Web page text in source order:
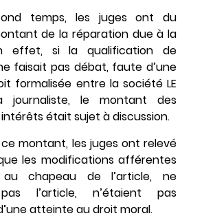
temps, les juges ont du
de la réparation due à la
effet, si la qualification de
faisait pas débat, faute d’une
formalisée entre la société LE
journaliste, le montant des
était sujet à discussion.
ce montant, les juges ont relevé
les modifications afférentes
chapeau de l’article, ne
l’article, n’étaient pas
atteinte au droit moral.